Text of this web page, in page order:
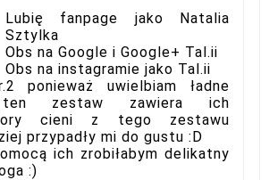
Lubię fanpage jako Natalia
Sztylka
Obs na Google i Google+ Tal.ii
Obs na instagramie jako Tal.ii
ponieważ uwielbiam ładne
ten zestaw zawiera ich
cieni z tego zestawu
przypadły mi do gustu :D
ich zrobiłabym delikatny
:)